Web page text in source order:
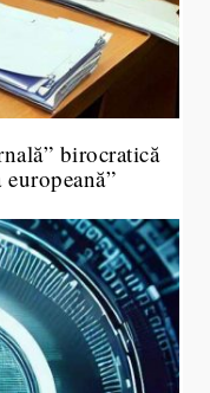
birocratică